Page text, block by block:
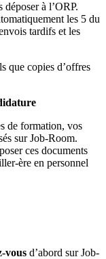
à l’ORP.
les 5 du
tardifs et les
que copies d’offres
de formation, vos
sur Job-Room.
ces documents
ère en personnel
vous d’abord sur Job-